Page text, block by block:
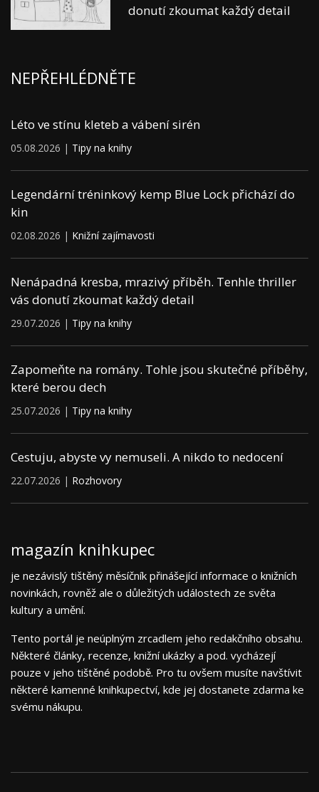
donutí zkoumat každý detail
NEPŘEHLÉDNĚTE
Léto ve stínu kleteb a vábení sirén
05.08.2026 | Tipy na knihy
Legendární tréninkový kemp Blue Lock přichází do
kin
02.08.2026 | Knižní zajímavosti
Nenápadná kresba, mrazivý příběh. Tenhle thriller
vás donutí zkoumat každý detail
29.07.2026 | Tipy na knihy
Zapomeňte na romány. Tohle jsou skutečné příběhy,
které berou dech
25.07.2026 | Tipy na knihy
Cestuju, abyste vy nemuseli. A nikdo to nedocení
22.07.2026 | Rozhovory
magazín knihkupec
je nezávislý tištěný měsíčník přinášející informace o knižních
novinkách, rovněž ale o důležitých událostech ze světa
kultury a umění.
Tento portál je neúplným zrcadlem jeho redakčního obsahu.
Některé články, recenze, knižní ukázky a pod. vycházejí
pouze v jeho tištěné podobě. Pro tu ovšem musíte navštívit
některé kamenné knihkupectví, kde jej dostanete zdarma ke
svému nákupu.